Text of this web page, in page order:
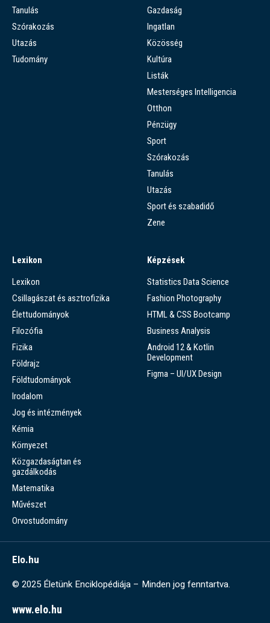
Tanulás
Szórakozás
Utazás
Tudomány
Gazdaság
Ingatlan
Közösség
Kultúra
Listák
Mesterséges Intelligencia
Otthon
Pénzügy
Sport
Szórakozás
Tanulás
Utazás
Sport és szabadidő
Zene
Lexikon
Lexikon
Csillagászat és asztrofizika
Élettudományok
Filozófia
Fizika
Földrajz
Földtudományok
Irodalom
Jog és intézmények
Kémia
Környezet
Közgazdaságtan és
gazdálkodás
Matematika
Művészet
Orvostudomány
Képzések
Statistics Data Science
Fashion Photography
HTML & CSS Bootcamp
Business Analysis
Android 12 & Kotlin
Development
Figma – UI/UX Design
Elo.hu
© 2025 Életünk Enciklopédiája – Minden jog fenntartva.
www.elo.hu